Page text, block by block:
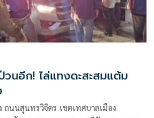
นอีก! ไล่แทงดะสะสมแต้ม
ถนนสุนทรวิจิตร เขตเทศบาลเมือง